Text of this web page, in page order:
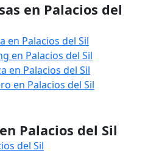
en Palacios del
en Palacios del Sil
en Palacios del Sil
en Palacios del Sil
en Palacios del Sil
Palacios del Sil
del Sil